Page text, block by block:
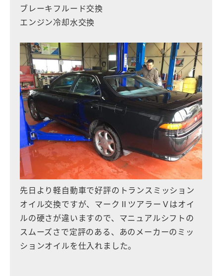
ブレーキフルード交換
エンジン冷却水交換
先日より軽自動車で好評のトランスミッション
オイル交換ですが、マークⅡツアラーＶはオイ
ルの硬さが違いますので、マニュアルシフトの
スムーズさで定評のある、あのメーカーのミッ
ションオイルを仕入れました。